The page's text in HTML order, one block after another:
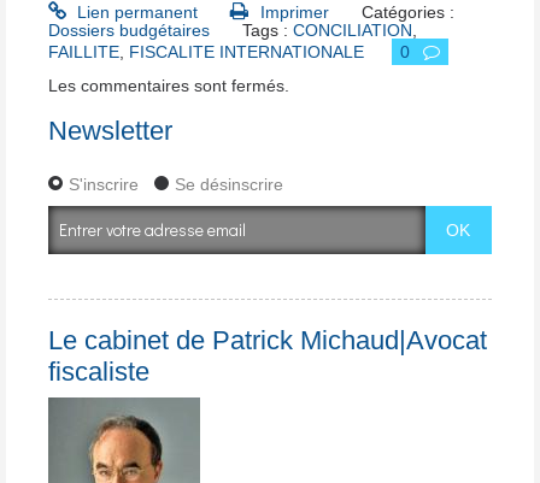
Lien permanent Imprimer
Catégories :
Dossiers budgétaires
Tags :CONCILIATION
FAILLITE FISCALITE INTERNATIONALE
0
Les commentaires sont fermés.
Newsletter
S'inscrire Se désinscrire
Le cabinet de Patrick Michaud|Avocat
fiscaliste